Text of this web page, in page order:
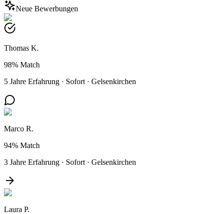
Neue Bewerbungen
Thomas K.
98% Match
5 Jahre Erfahrung · Sofort · Gelsenkirchen
Marco R.
94% Match
3 Jahre Erfahrung · Sofort · Gelsenkirchen
Laura P.